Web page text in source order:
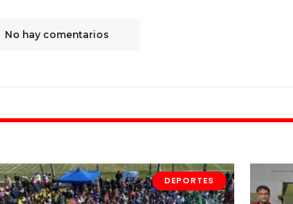
No hay comentarios
DEPORTES